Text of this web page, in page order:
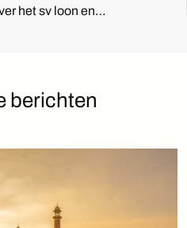
Alles wat je moet weten over het sv loon en waarom het belangrijk is
berichten